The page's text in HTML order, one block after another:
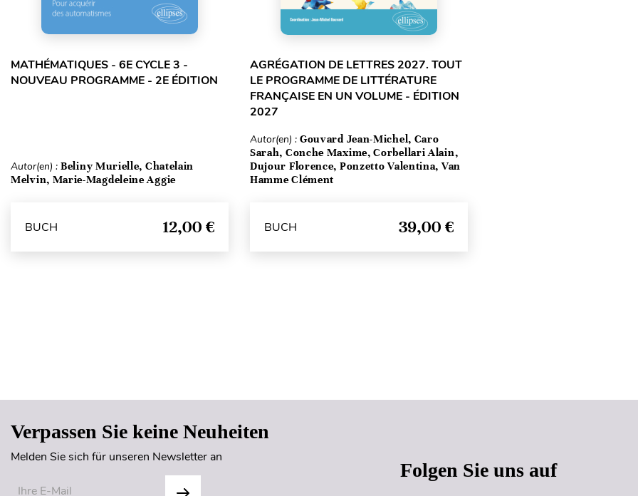
MATHÉMATIQUES - 6E CYCLE 3 -
NOUVEAU PROGRAMME - 2E ÉDITION
Autor(en) : Beliny Murielle, Chatelain
Melvin, Marie-Magdeleine Aggie
BUCH 12,00 €
AGRÉGATION DE LETTRES 2027. TOUT
LE PROGRAMME DE LITTÉRATURE
FRANÇAISE EN UN VOLUME - ÉDITION
2027
Autor(en) : Gouvard Jean-Michel, Caro
Sarah, Conche Maxime, Corbellari Alain,
Dujour Florence, Ponzetto Valentina, Van
Hamme Clément
BUCH 39,00 €
Verpassen Sie keine Neuheiten
Melden Sie sich für unseren Newsletter an
Folgen Sie uns auf